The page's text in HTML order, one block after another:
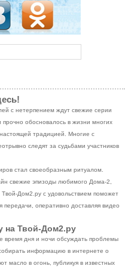
с нетерпением ждут свежие серии
обосновалось в жизни многих
традицией. Многие с
следят за судьбами участников
стал своеобразным ритуалом.
свежие эпизоды любимого Дома-2,
Твой-Дом2.ру с удовольствием поможет
оперативно доставляя видео
на Твой-Дом2.ру
время дня и ночи обсуждать проблемы
информацию в интернете о
масло в огонь, публикуя в известных